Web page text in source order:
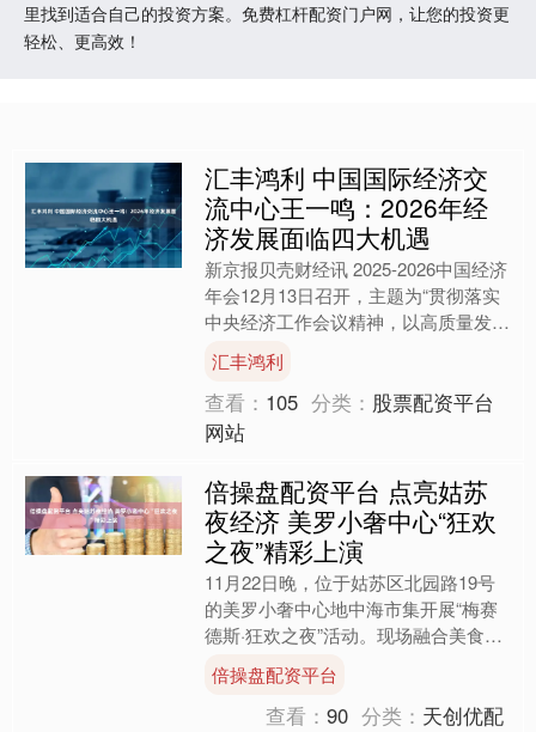
里找到适合自己的投资方案。免费杠杆配资门户网，让您的投资更
轻松、更高效！
汇丰鸿利 中国国际经济交
流中心王一鸣：2026年经
济发展面临四大机遇
新京报贝壳财经讯 2025-2026中国经济
年会12月13日召开，主题为“贯彻落实
中央经济工作会议精神，以高质量发展
为‘十五五’开好局”。中国国际经济交流
中心副....
汇丰鸿利
查看： 105 分类： 股票配资平台
网站
倍操盘配资平台 点亮姑苏
夜经济 美罗小奢中心“狂欢
之夜”精彩上演
11月22日晚，位于姑苏区北园路19号
的美罗小奢中心地中海市集开展“梅赛
德斯·狂欢之夜”活动。现场融合美食、
音乐与文化元素，为市民带来一场沉浸
式体验。 美罗小奢....
倍操盘配资平台
查看：90 分类： 天创优配